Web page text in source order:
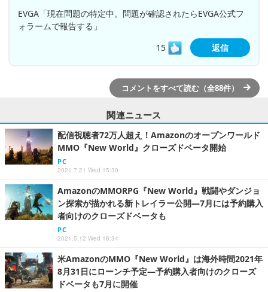
EVGA「現在問題の特定中。問題が確認されたらEVGA公式フ
ォラームで報告する」
15
返信
コメントをすべて読む（全88件）
関連ニュース
配信視聴者72万人超え！Amazonのオープンワールド
MMO『New World』クローズドベータ開始
PC
2021.7.21 Wed 15:30
AmazonのMMORPG『New World』戦闘やダンジョ
ン探索が描かれる新トレイラー公開―7月には予約購入
者向けのクローズドベータも
PC
2021.5.12 Wed 16:34
米AmazonのMMO『New World』は海外時間2021年
8月31日にローンチ予定―予約購入者向けのクローズ
ドベータも7月に開催